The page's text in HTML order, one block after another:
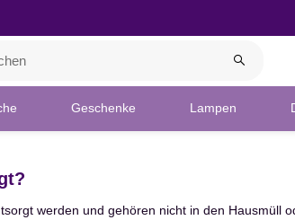
Geschenke Lampen
werden und gehören nicht in den Hausmüll